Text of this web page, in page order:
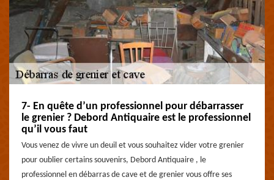
7- En quête d’un professionnel pour débarrasser
le grenier ? Debord Antiquaire est le professionnel
qu’il vous faut
Vous venez de vivre un deuil et vous souhaitez vider votre grenier
pour oublier certains souvenirs, Debord Antiquaire , le
professionnel en débarras de cave et de grenier vous offre ses